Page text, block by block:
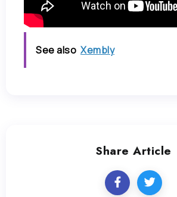
See also Xembly
Share Article